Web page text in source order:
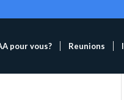
pour vous? Reunions